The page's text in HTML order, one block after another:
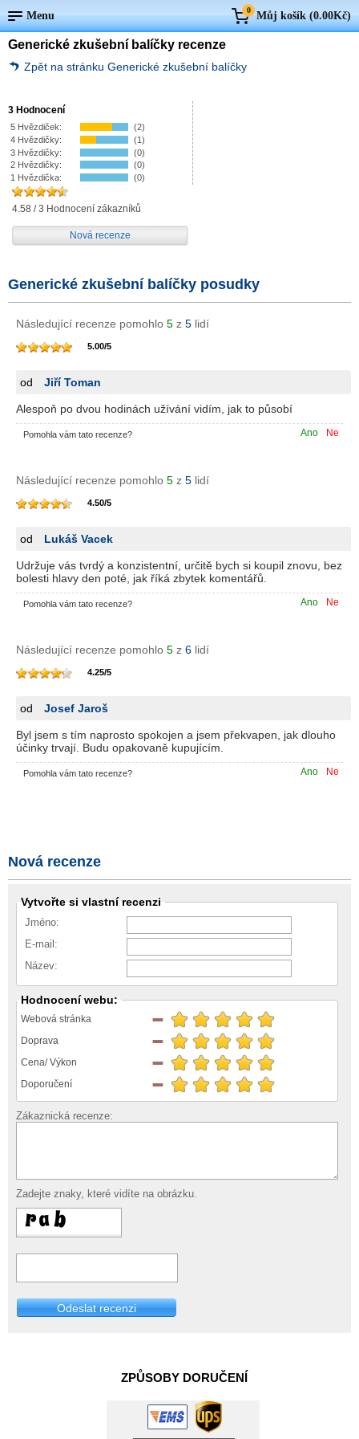
Menu 0 Můj košík (0.00Kč)
Generické zkušební balíčky recenze
Zpět na stránku Generické zkušební balíčky
3 Hodnocení
5 Hvězdiček:
(2)
4 Hvězdičky:
(1)
3 Hvězdičky:
(0)
2 Hvězdičky:
(0)
1 Hvězdička:
(0)
4.58 / 3 Hodnocení zákazníků
Nová recenze
Generické zkušební balíčky posudky
Následující recenze pomohlo 5 z 5 lidí
5.00/5
od Jiří Toman
Alespoň po dvou hodinách užívání vidím, jak to působí
Ne
Ano
Pomohla vám tato recenze?
Následující recenze pomohlo 5 z 5 lidí
4.50/5
od Lukáš Vacek
Udržuje vás tvrdý a konzistentní, určitě bych si koupil znovu, bez
bolesti hlavy den poté, jak říká zbytek komentářů.
Ne
Ano
Pomohla vám tato recenze?
Následující recenze pomohlo 5 z 6 lidí
4.25/5
od Josef Jaroš
Byl jsem s tím naprosto spokojen a jsem překvapen, jak dlouho
účinky trvají. Budu opakovaně kupujícím.
Ne
Ano
Pomohla vám tato recenze?
Nová recenze
Vytvořte si vlastní recenzi
Jméno:
E-mail:
Název:
Hodnocení webu:
Webová stránka
Doprava
Cena/ Výkon
Doporučení
Zákaznická recenze:
Zadejte znaky, které vidíte na obrázku.
Odeslat recenzi
ZPŮSOBY DORUČENÍ